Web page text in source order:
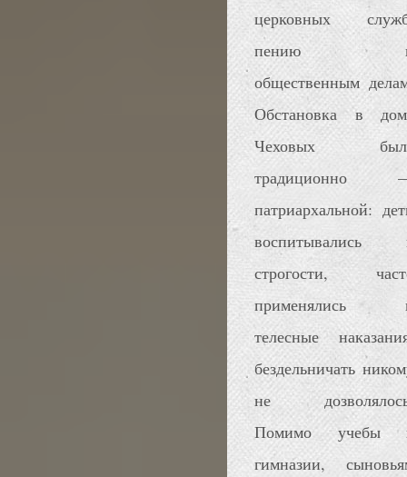
церковных
пению
общественным
Обстановка в
Чеховых
традиционно
патриархальной:
воспитывались
строгости,
применялись
телесные
бездельничать
не
Помимо учебы
гимназии,